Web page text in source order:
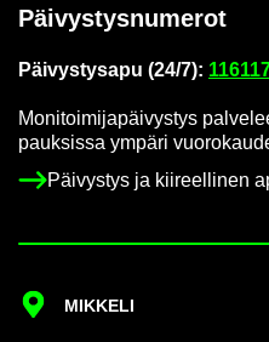
Päi­vys­tys­nu­me­rot
Päi­vys­tys­a­pu (24/7):
Mo­ni­toi­mi­ja­päi­vys­tys
pauk­sis­sa ym­pä­ri
Päi­vys­tys ja kii­reel­li­nen
MIK­KE­LI